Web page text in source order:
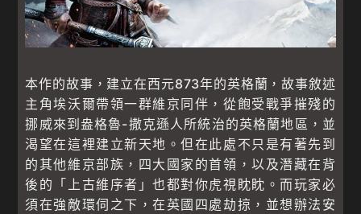
本作的故事，建立在西元873年的英格蘭，故事敘述
主角埃沃爾帶領一群維京同伴，從飽受戰爭摧殘的
挪威來到盎格魯-撒克遜人所統治的英格蘭地區，並
渴望在這裡建立新天地。但在此處不只是有著先到
的其他維京部族，四大國家的首領，以及潛藏在背
後的「上古維序者」也都對你虎視眈眈。而玩家必
須在強敵環伺之下，在英國四處劫掠，並想辦法安